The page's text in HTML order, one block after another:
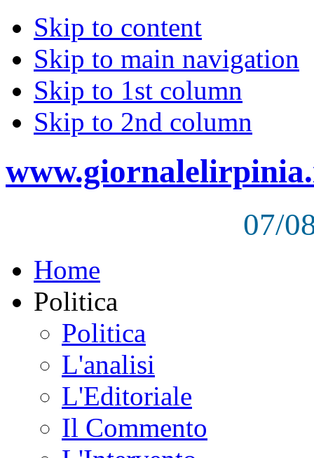
Skip to content
Skip to main navigation
Skip to 1st column
Skip to 2nd column
07/
Home
Politica
Politica
L'analisi
L'Editoriale
Il Commento